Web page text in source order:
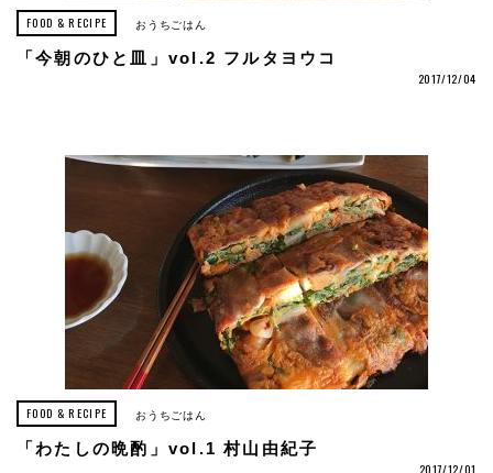
FOOD & RECIPE おうちごはん
「今朝のひと皿」vol.2 フルタヨウコ
2017/12/04
FOOD & RECIPE おうちごはん
「わたしの晩酌」vol.1 村山由紀子
2017/12/01